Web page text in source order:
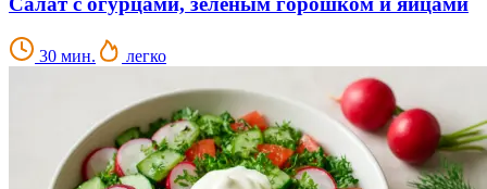
30 мин. легко